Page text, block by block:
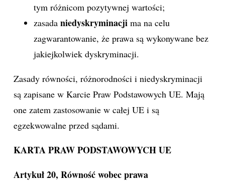
tym różnicom pozytywnej wartości;
zasada niedyskryminacji ma na celu
zagwarantowanie, że prawa są wykonywane bez
jakiejkolwiek dyskryminacji.
Zasady równości, różnorodności i niedyskryminacji
są zapisane w Karcie Praw Podstawowych UE. Mają
one zatem zastosowanie w całej UE i są
egzekwowalne przed sądami.
KARTA PRAW PODSTAWOWYCH UE
Artykuł 20, Równość wobec prawa